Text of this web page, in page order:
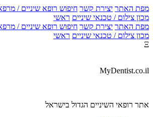
מפת האתר יצירת קשר חיפוש רופא שיניים /
מכון צילום / טכנאי שיניים ראשי
מפת האתר יצירת קשר חיפוש רופא שיניים /
מכון צילום / טכנאי שיניים ראשי
Ξ
MyDentist.co.il
אתר רופאי השיניים הגדול בישראל